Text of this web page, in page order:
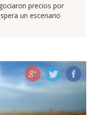
precios por
un escenario